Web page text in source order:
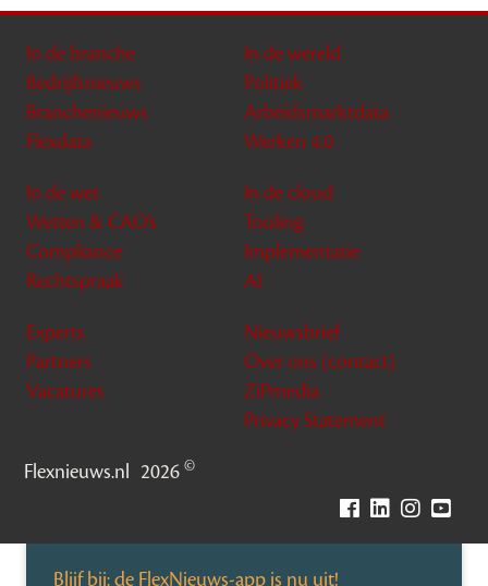
In de branche
Bedrijfsnieuws
Branchenieuws
Flexdata
In de wereld
Politiek
Arbeidsmarktdata
Werken 4.0
In de wet
Wetten & CAO’s
Compliance
Rechtspraak
In de cloud
Tooling
Implementatie
AI
Experts
Partners
Vacatures
Nieuwsbrief
Over ons (contact)
ZiPmedia
Privacy Statement
Flexnieuws.nl 2026©
Blijf bij: de FlexNieuws-app is nu uit!